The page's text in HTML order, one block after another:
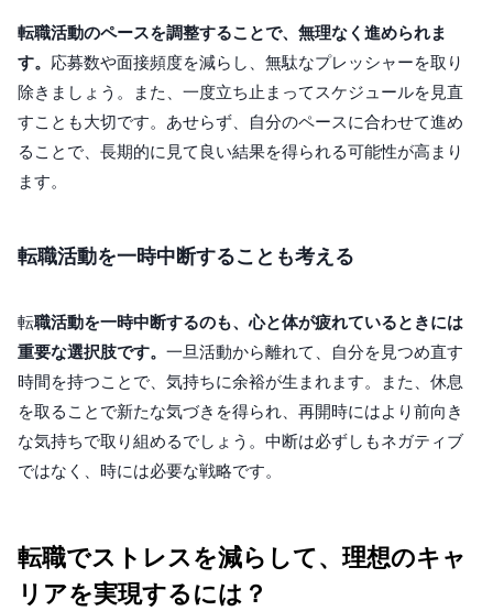
転職活動のペースを調整することで、無理なく進められま
す。 応募数や面接頻度を減らし、無駄なプレッシャーを取り
除きましょう。また、一度立ち止まってスケジュールを見直
すことも大切です。あせらず、自分のペースに合わせて進め
ることで、長期的に見て良い結果を得られる可能性が高まり
ます。
転職活動を一時中断することも考える
転職活動を一時中断するのも、心と体が疲れているときには
重要な選択肢です。 一旦活動から離れて、自分を見つめ直す
時間を持つことで、気持ちに余裕が生まれます。また、休息
を取ることで新たな気づきを得られ、再開時にはより前向き
な気持ちで取り組めるでしょう。中断は必ずしもネガティブ
ではなく、時には必要な戦略です。
転職でストレスを減らして、理想のキャ
リアを実現するには？